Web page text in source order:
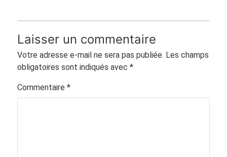
Laisser un commentaire
Votre adresse e-mail ne sera pas publiée. Les champs
obligatoires sont indiqués avec *
Commentaire *